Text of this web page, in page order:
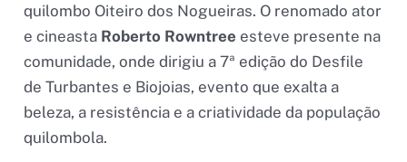
quilombo Oiteiro dos Nogueiras. O renomado ator
e cineasta Roberto Rowntree esteve presente na
comunidade, onde dirigiu a 7ª edição do Desfile
de Turbantes e Biojoias, evento que exalta a
beleza, a resistência e a criatividade da população
quilombola.